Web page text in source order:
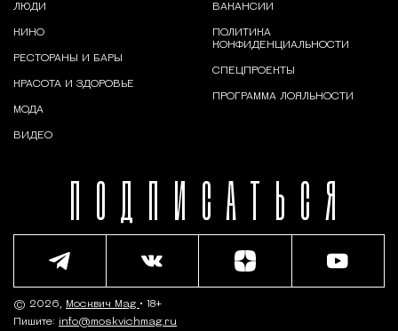
ПОДПИСАТЬСЯ
ЛЮДИ
КИНО
РЕСТОРАНЫ И БАРЫ
КРАСОТА И ЗДОРОВЬЕ
МОДА
ВИДЕО
ВАКАНСИИ
ПОЛИТИКА
КОНФИДЕНЦИАЛЬНОСТИ
СПЕЦПРОЕКТЫ
ПРОГРАММА ЛОЯЛЬНОСТИ
© 2026, Москвич Mag • 18+
Пишите: info@moskvichmag.ru